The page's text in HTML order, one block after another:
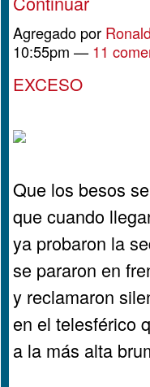
Agregado por
10:55pm —11
EXCESO
Que los besos
que cuando
ya probaron la
se pararon en
y reclamaron
en el telesférico
a la más alta